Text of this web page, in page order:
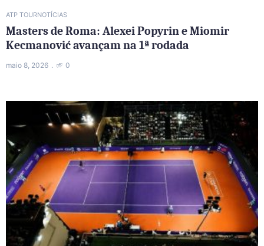
ATP TOURNOTÍCIAS
Masters de Roma: Alexei Popyrin e Miomir
Kecmanović avançam na 1ª rodada
maio 8, 2026 0